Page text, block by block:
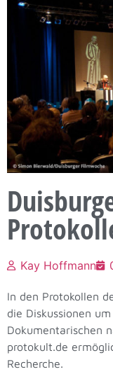
Kay Hoffmann
In den Protokollen
die Diskussionen
Dokumentarischen
protokult.de
Recherche.